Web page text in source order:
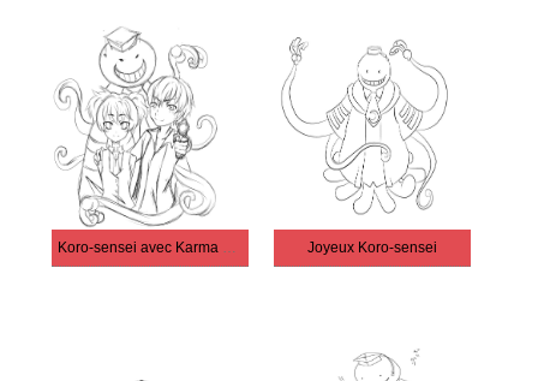
Koro-sensei avec Karma et Nagisa Joyeux Koro-sensei